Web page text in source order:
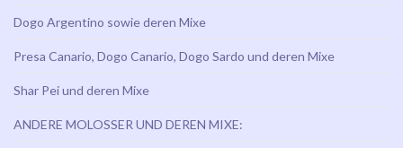
Dogo Argentino sowie deren Mixe
Presa Canario, Dogo Canario, Dogo Sardo und deren Mixe
Shar Pei und deren Mixe
ANDERE MOLOSSER UND DEREN MIXE: